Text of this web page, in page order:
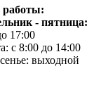
- пятница:
17:00
с 8:00 до 14:00
выходной